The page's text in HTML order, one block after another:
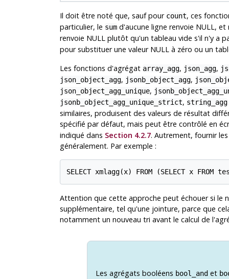
Il doit être noté que, sauf pour count, ces
particulier, le sumd'aucune ligne renvoie NULL,
renvoie NULL plutôt qu'un tableau vide s'il n'y a
pour substituer une valeur NULL à zéro ou un
Les fonctions d'agrégat array_agg, json_agg,
json_object_agg, jsonb_object_agg,
json_object_agg_unique,
jsonb_object_agg_unique_strict, string_agg
similaires, produisent des valeurs de résultat
spécifié par défaut, mais peut être contrôlé en
indiqué dans Section 4.2.7. Autrement, fournir
généralement. Par exemple :
Attention que cette approche peut échouer si le
supplémentaire, tel qu'une jointure, parce que
notamment un nouveau tri avant le calcul de
Les agrégats booléens bool_and et